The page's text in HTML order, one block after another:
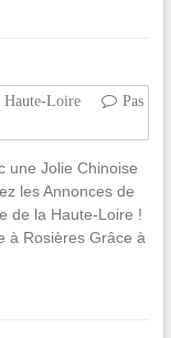
Haute-Loire
Pas
une Jolie Chinoise
les Annonces de
de la Haute-Loire !
à Rosières Grâce à